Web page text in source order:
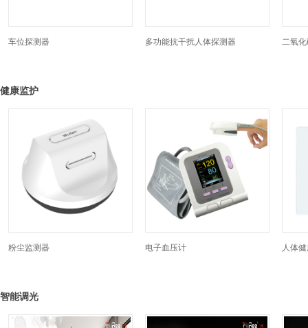
车位探测器 多功能抗干扰人体探测器 二氧
健康监护
粉尘监测器 电子血压计 人体
智能调光